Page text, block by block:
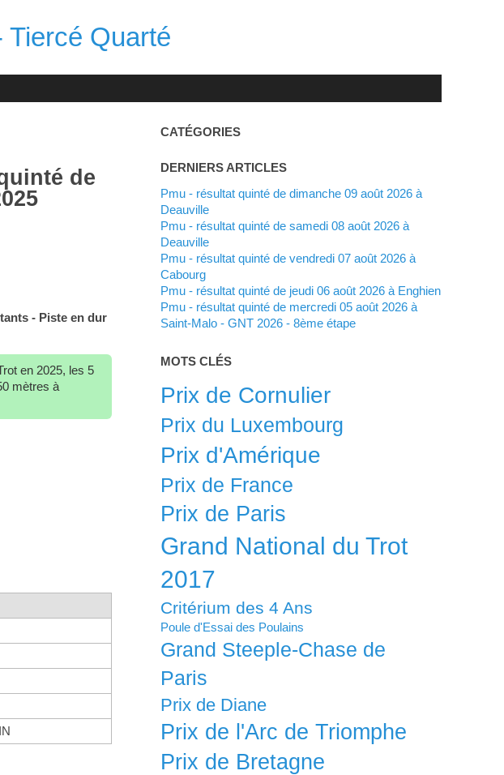
Tiercé Quarté
de
- Piste en dur
en 2025, les 5
mètres à
CATÉGORIES
DERNIERS ARTICLES
Pmu - résultat quinté de dimanche 09 août 2026 à
Deauville
Pmu - résultat quinté de samedi 08 août 2026 à
Deauville
Pmu - résultat quinté de vendredi 07 août 2026 à
Cabourg
Pmu - résultat quinté de jeudi 06 août 2026 à Enghien
Pmu - résultat quinté de mercredi 05 août 2026 à
Saint-Malo - GNT 2026 - 8ème étape
MOTS CLÉS
Prix de Cornulier
Prix du Luxembourg
Prix d'Amérique
Prix de France
Prix de Paris
Grand National du Trot
2017
Critérium des 4 Ans
Poule d'Essai des Poulains
Grand Steeple-Chase de
Paris
Prix de Diane
Prix de l'Arc de Triomphe
Prix de Bretagne